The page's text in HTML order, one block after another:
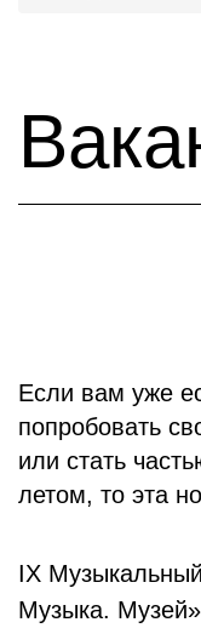
Если вам уже
попробовать
или стать
летом, то эта
IX
Музыка.